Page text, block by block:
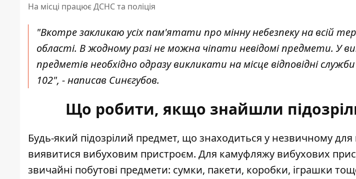
На місці працює ДСНС та поліція
"Вкотре закликаю усіх пам'ятати про мінну небезпеку на всій
області. В жодному разі не можна чіпати невідомі предмети. У
предметів необхідно одразу викликати на місце відповідні
102", - написав Синєгубов.
Що робити, якщо знайшли
Будь-який підозрілий предмет, що знаходиться у незвичному для
виявитися вибуховим пристроєм. Для камуфляжу вибухових
звичайні побутові предмети: сумки, пакети, коробки, іграшки